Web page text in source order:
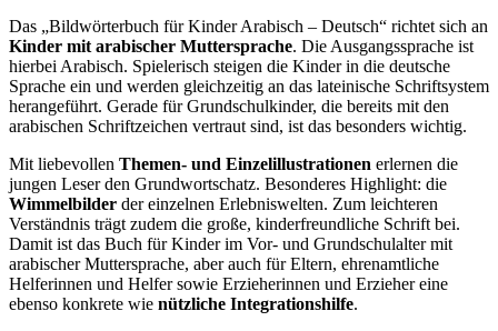
Das „Bildwörterbuch für Kinder Arabisch – Deutsch“ richtet sich an
Kinder mit arabischer Muttersprache. Die Ausgangssprache ist
hierbei Arabisch. Spielerisch steigen die Kinder in die deutsche
Sprache ein und werden gleichzeitig an das lateinische Schriftsystem
herangeführt. Gerade für Grundschulkinder, die bereits mit den
arabischen Schriftzeichen vertraut sind, ist das besonders wichtig.
Mit liebevollen Themen- und Einzelillustrationen erlernen die
jungen Leser den Grundwortschatz. Besonderes Highlight: die
Wimmelbilder der einzelnen Erlebniswelten. Zum leichteren
Verständnis trägt zudem die große, kinderfreundliche Schrift bei.
Damit ist das Buch für Kinder im Vor- und Grundschulalter mit
arabischer Muttersprache, aber auch für Eltern, ehrenamtliche
Helferinnen und Helfer sowie Erzieherinnen und Erzieher eine
ebenso konkrete wie nützliche Integrationshilfe.